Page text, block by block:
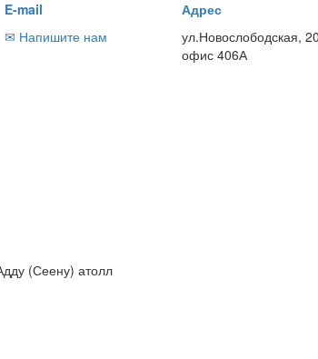
E-mail
✉ Напишите нам
Адрес
ул.Новослободская,
офис 406А
(Сеену) атолл